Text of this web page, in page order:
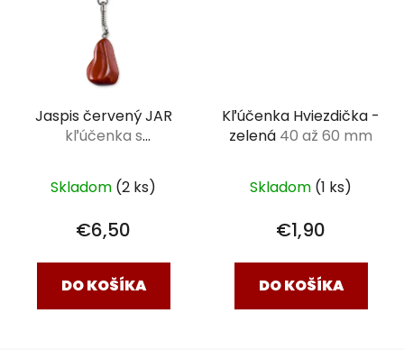
Jaspis červený JAR
kľúčenka s
kameňom XL (3-4,5
cm)
Skladom (2 ks)
€6,50
DO KOŠÍKA
Kľúčenka Hviezdička -
zelená 40 až 60 mm
Skladom (1 ks)
€1,90
DO KOŠÍKA